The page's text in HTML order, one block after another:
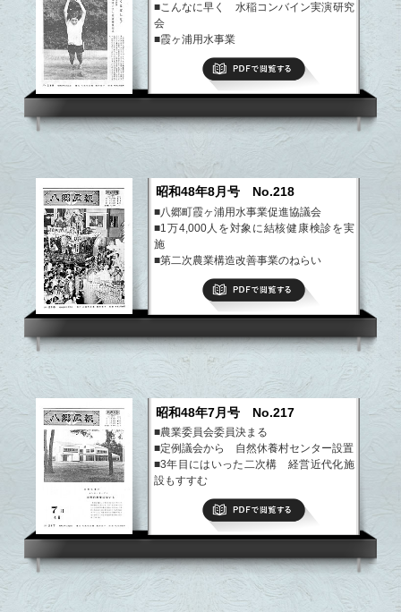
■こんなに早く 水稲コンバイン実演研究
会
■霞ヶ浦用水事業
■税法改正のあらまし 特別土地保有税
■みんなの健康
昭和48年8月号 No.218
■八郷町霞ヶ浦用水事業促進協議会
■1万4,000人を対象に結核健康検診を実
施
■第二次農業構造改善事業のねらい
■町民卓球大会開く
■紙上講座
PDFで閲覧する
昭和48年7月号 No.217
■農業委員会委員決まる
■定例議会から 自然休養村センター設置
■3年目にはいった二次構 経営近代化施
設もすすむ
■霞用水事業いよいよ実施に
■紙上講座